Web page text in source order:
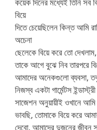
বিয়ে
দিতে চেয়েছিলেন কিন্ত আমি
অচেনা
ছেলেকে বিয়ে করে তো
তাকে আগে বুঝে নিব তারপরে
আমাদের অনেকগুলো ব্যবসা,
নিজস্ব একটা গার্মেন্টস
সাজেশন অনুয়ায়ীই ওখানে আমি
ভাবছি, তোমাকে বিয়ে করে
দেবো, আমাদের দুজনের জীবন